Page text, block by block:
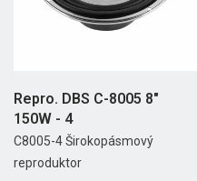
Repro. DBS C-8005 8"
150W - 4
C8005-4 Širokopásmový
reproduktor